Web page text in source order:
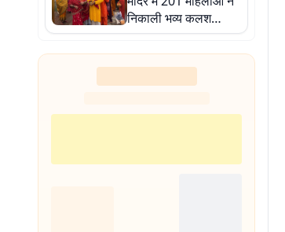
निकाली भव्य कलश
शोभायात्रा, शिवलिंग
प्राण-प्रतिष्ठा महोत्सव
शुरू